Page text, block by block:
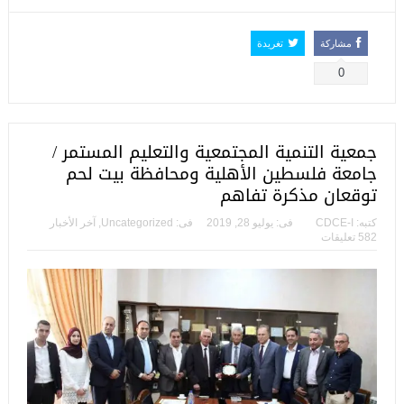
مشاركة
0
تغريدة
جمعية التنمية المجتمعية والتعليم المستمر /
جامعة فلسطين الأهلية ومحافظة بيت لحم
توقعان مذكرة تفاهم
كتبه: CDCE-I فى: يوليو 28, 2019 فى: Uncategorized
, آخر الأخبار
582 تعليقات